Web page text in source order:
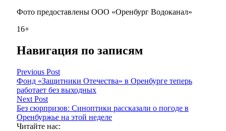
Фото предоставлены ООО «Оренбург Водоканал»
16+
Навигация по записям
Previous Post
Фонд «Защитники Отечества» в Оренбурге теперь
работает без выходных
Next Post
Без сюрпризов: Синоптики рассказали о погоде в
Оренбуржье на этой неделе
Читайте нас: